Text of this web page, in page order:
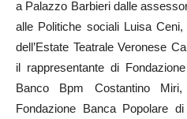
a Palazzo Barbieri dalle
alle Politiche sociali Luisa
dell’Estate Teatrale Veronese
il rappresentante di
Banco Bpm Costantino
Fondazione Banca Popolare